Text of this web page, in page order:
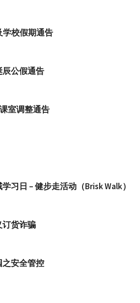
学校假期通告
公假通告
室调整通告
习日 – 健步走活动（Brisk Walk）
货诈骗
安全管控